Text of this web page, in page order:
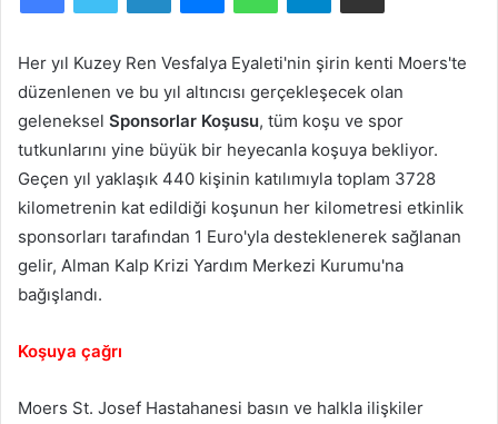
Her yıl Kuzey Ren Vesfalya Eyaleti'nin şirin kenti Moers'te
düzenlenen ve bu yıl altıncısı gerçekleşecek olan
geleneksel Sponsorlar Koşusu, tüm koşu ve spor
tutkunlarını yine büyük bir heyecanla koşuya bekliyor.
Geçen yıl yaklaşık 440 kişinin katılımıyla toplam 3728
kilometrenin kat edildiği koşunun her kilometresi etkinlik
sponsorları tarafından 1 Euro'yla desteklenerek sağlanan
gelir, Alman Kalp Krizi Yardım Merkezi Kurumu'na
bağışlandı.
Koşuya çağrı
Moers St. Josef Hastahanesi basın ve halkla ilişkiler